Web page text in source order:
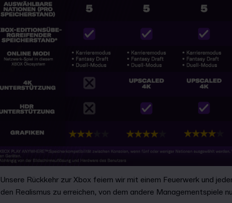
Unsere Rückkehr zur Xbox feiern wir mit einem Feuerwerk und
den Realismus zu erreichen, von dem andere Managementspiele